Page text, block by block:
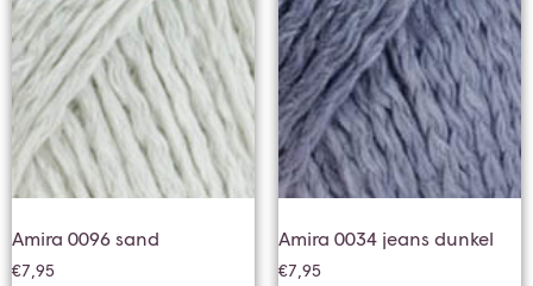
Amira 0096 sand
€7,95
Amira 0034 jeans dunkel
€7,95